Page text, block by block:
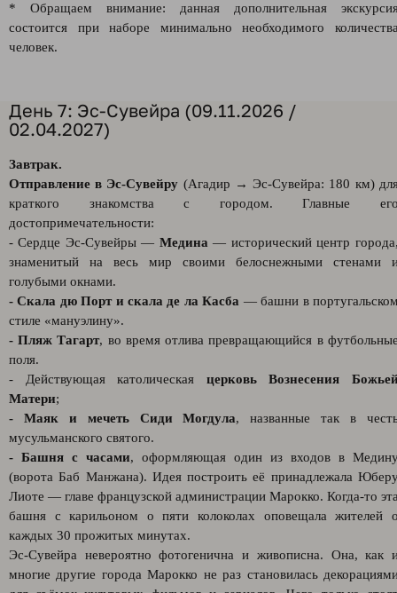
* Обращаем внимание: данная дополнительная
состоится при наборе минимально необходимого
человек.
День 7: Эс-Сувейра (09.11.2026 /
02.04.2027)
Завтрак.
Отправление в Эс-Сувейру (Агадир → Эс-Сувейра: 180 км)
краткого знакомства с городом. Главные
достопримечательности:
- Сердце Эс-Сувейры — Медина — исторический центр
знаменитый на весь мир своими белоснежными стенами
голубыми окнами.
- Скала дю Порт и скала де ла Касба — башни в
стиле «мануэлину».
- Пляж Тагарт, во время отлива превращающийся в
поля.
- Действующая католическая церковь Вознесения
Матери;
- Маяк и мечеть Сиди Могдула, названные так в
мусульманского святого.
- Башня с часами, оформляющая один из входов в
(ворота Баб Манжана). Идея построить её принадлежала
Лиоте — главе французской администрации Марокко. Когда-то
башня с карильоном о пяти колоколах оповещала жителей
каждых 30 прожитых минутах.
Эс-Сувейра невероятно фотогенична и живописна. Она, как
многие другие города Марокко не раз становилась